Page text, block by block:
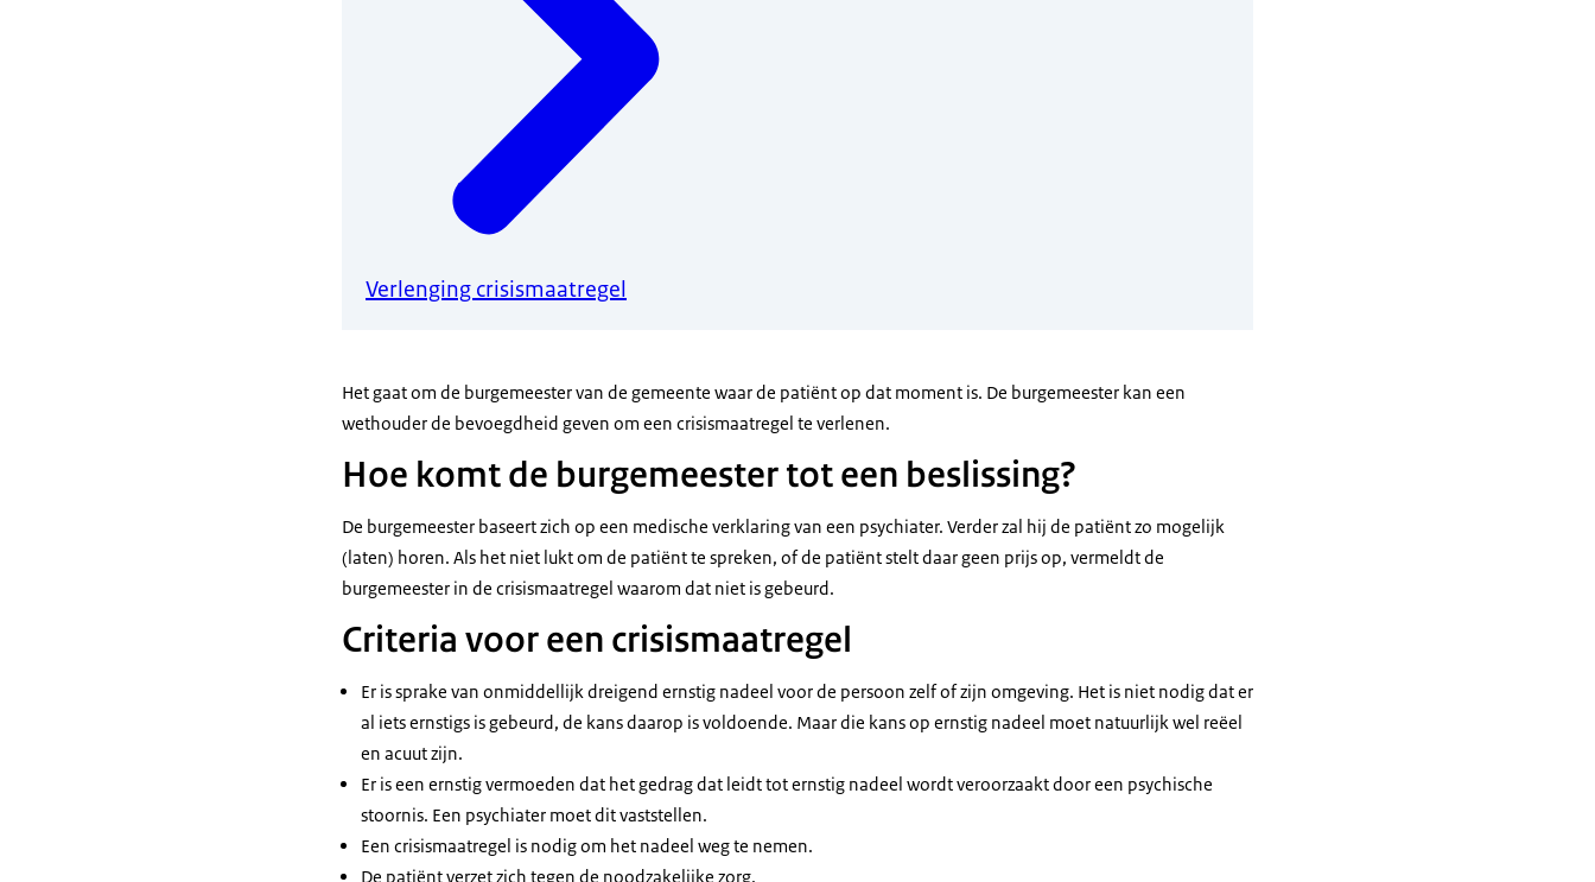
Verlenging crisismaatregel
Het gaat om de burgemeester van de gemeente waar de patiënt op dat moment is. De burgemeester kan een
wethouder de bevoegdheid geven om een crisismaatregel te verlenen.
Hoe komt de burgemeester tot een beslissing?
De burgemeester baseert zich op een medische verklaring van een psychiater. Verder zal hij de patiënt zo mogelijk
(laten) horen. Als het niet lukt om de patiënt te spreken, of de patiënt stelt daar geen prijs op, vermeldt de
burgemeester in de crisismaatregel waarom dat niet is gebeurd.
Criteria voor een crisismaatregel
Er is sprake van onmiddellijk dreigend ernstig nadeel voor de persoon zelf of zijn omgeving. Het is niet nodig dat er
al iets ernstigs is gebeurd, de kans daarop is voldoende. Maar die kans op ernstig nadeel moet natuurlijk wel reëel
en acuut zijn.
Er is een ernstig vermoeden dat het gedrag dat leidt tot ernstig nadeel wordt veroorzaakt door een psychische
stoornis. Een psychiater moet dit vaststellen.
Een crisismaatregel is nodig om het nadeel weg te nemen.
De patiënt verzet zich tegen de noodzakelijke zorg.